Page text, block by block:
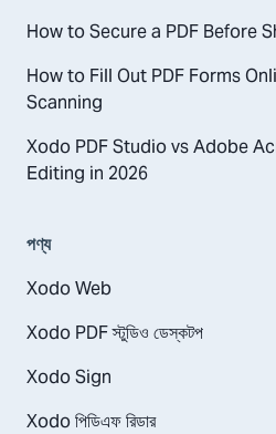
How to Secure a PDF Before
How to Fill Out PDF Forms
Scanning
Xodo PDF Studio vs Adobe
Editing in 2026
পণ্য
Xodo Web
Xodo PDF স্টুডিও ডেস্কটপ
Xodo Sign
Xodo পিডিএফ রিডার